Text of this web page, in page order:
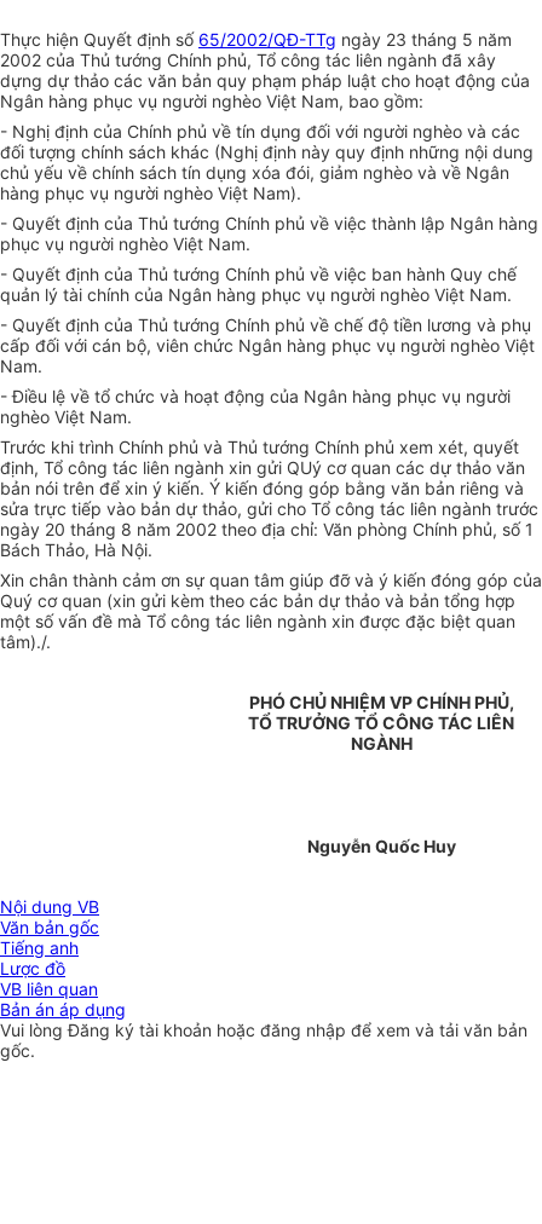
Thực hiện Quyết định số 65/2002/QĐ-TTg ngày 23 tháng 5 năm
2002 của Thủ tướng Chính phủ, Tổ công tác liên ngành đã xây
dựng dự thảo các văn bản quy phạm pháp luật cho hoạt động của
Ngân hàng phục vụ người nghèo Việt Nam, bao gồm:
- Nghị định của Chính phủ về tín dụng đối với người nghèo và các
đối tượng chính sách khác (Nghị định này quy định những nội dung
chủ yếu về chính sách tín dụng xóa đói, giảm nghèo và về Ngân
hàng phục vụ người nghèo Việt Nam).
- Quyết định của Thủ tướng Chính phủ về việc thành lập Ngân hàng
phục vụ người nghèo Việt Nam.
- Quyết định của Thủ tướng Chính phủ về việc ban hành Quy chế
quản lý tài chính của Ngân hàng phục vụ người nghèo Việt Nam.
- Quyết định của Thủ tướng Chính phủ về chế độ tiền lương và phụ
cấp đối với cán bộ, viên chức Ngân hàng phục vụ người nghèo Việt
Nam.
- Điều lệ về tổ chức và hoạt động của Ngân hàng phục vụ người
nghèo Việt Nam.
Trước khi trình Chính phủ và Thủ tướng Chính phủ xem xét, quyết
định, Tổ công tác liên ngành xin gửi QUý cơ quan các dự thảo văn
bản nói trên để xin ý kiến. Ý kiến đóng góp bằng văn bản riêng và
sửa trực tiếp vào bản dự thảo, gửi cho Tổ công tác liên ngành trước
ngày 20 tháng 8 năm 2002 theo địa chỉ: Văn phòng Chính phủ, số 1
Bách Thảo, Hà Nội.
Xin chân thành cảm ơn sự quan tâm giúp đỡ và ý kiến đóng góp của
Quý cơ quan (xin gửi kèm theo các bản dự thảo và bản tổng hợp
một số vấn đề mà Tổ công tác liên ngành xin được đặc biệt quan
tâm)./.
PHÓ CHỦ NHIỆM VP CHÍNH PHỦ,
TỔ TRƯỞNG TỔ CÔNG TÁC LIÊN
NGÀNH
Nguyễn Quốc Huy
Nội dung VB
Văn bản gốc
Tiếng anh
Lược đồ
VB liên quan
Bản án áp dụng
Vui lòngĐăng ký tài khoản hoặc đăng nhập để xem và tải văn bản
gốc.